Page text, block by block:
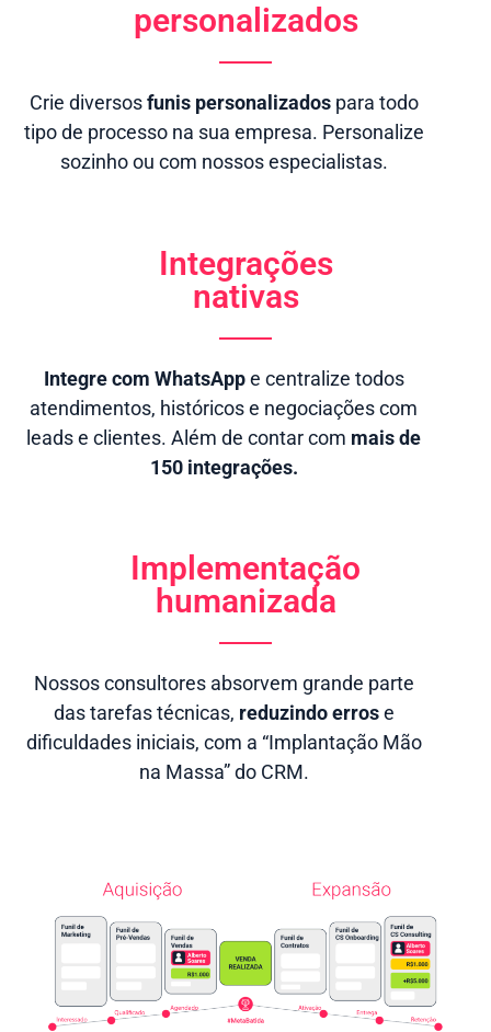
personalizados
Crie diversosfunis personalizadospara todo
tipo de processo na sua empresa. Personalize
sozinho ou com nossos especialistas.
Integrações
nativas
Integre com WhatsAppe centralize todos
atendimentos, históricos e negociações com
leads e clientes. Além de contar com mais de
150 integrações.
Implementação
humanizada
Nossos consultores absorvem grande parte
das tarefas técnicas, reduzindo errose
dificuldades iniciais, com a “Implantação Mão
na Massa” do CRM.